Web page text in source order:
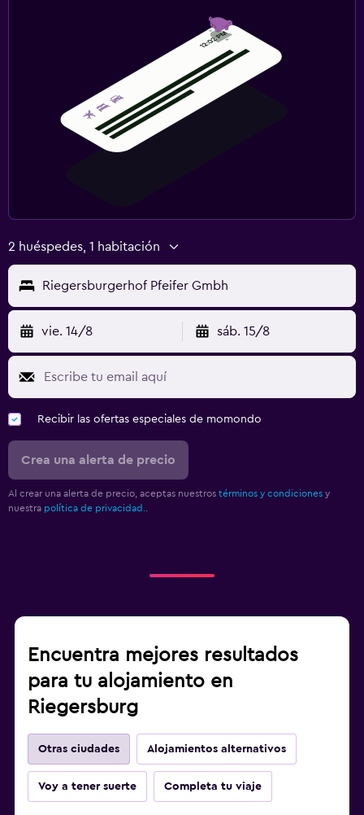
2 huéspedes, 1 habitación
Riegersburgerhof Pfeifer Gmbh
vie. 14/8 sáb. 15/8
Recibir las ofertas especiales de momondo
Crea una alerta de precio
Al crear una alerta de precio, aceptas nuestros términos y condiciones y
nuestra política de privacidad.
Encuentra mejores resultados
para tu alojamiento en
Riegersburg
Otras ciudades Alojamientos alternativos
Voy a tener suerte Completa tu viaje